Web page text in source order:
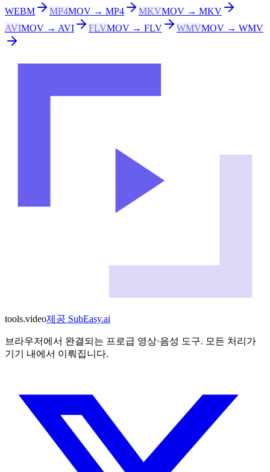
WEBM
MP4MOV → MP4 MKVMOV → MKV
AVIMOV → AVI FLVMOV → FLV WMVMOV → WMV
tools.video제공 SubEasy.ai
브라우저에서 완결되는 프로급 영상·음성 도구. 모든 처리가
기기 내에서 이뤄집니다.